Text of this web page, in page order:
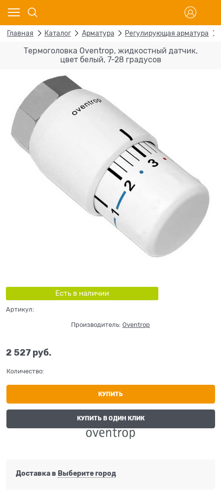
Главная Каталог Арматура Регулирующая арматура
Термоголовка Oventrop, жидкостный датчик,
цвет белый, 7-28 градусов
Есть в наличии
Артикул:
Производитель: Oventrop
2 527 руб.
Количество:
КУПИТЬ
КУПИТЬ В ОДИН КЛИК
Доставка в Выберите город